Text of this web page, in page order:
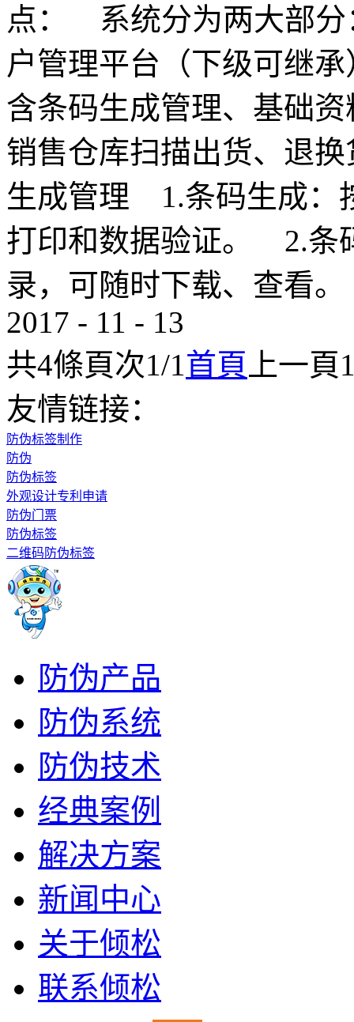
点： 系统分为两大部分
户管理平台（下级可继
含条码生成管理、基础
销售仓库扫描出货、退
生成管理 1.条码生成：
打印和数据验证。 2.条
录，可随时下载、查看
2017 - 11 - 13
共4條頁次1/1首頁 上一頁
友情链接：
防伪标签制作
防伪
防伪标签
外观设计专利申请
防伪门票
防伪标签
二维码防伪标签
防伪产品
防伪系统
防伪技术
经典案例
解决方案
新闻中心
关于倾松
联系倾松